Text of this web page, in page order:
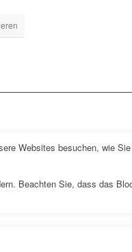
Websites besuchen, wie
Beachten Sie, dass das